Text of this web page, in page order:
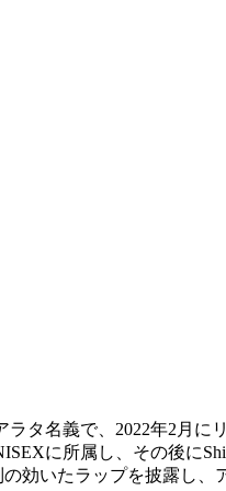
タ名義で、2022年2月に
に所属し、その後に
効いたラップを披露し